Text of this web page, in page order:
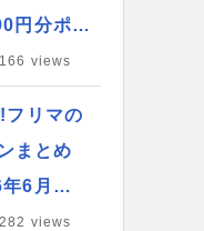
円分ポ…
views
リマの
まとめ
年6月…
views